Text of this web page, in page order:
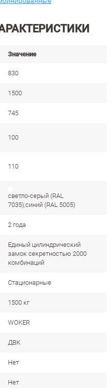
Значение
830
1500
745
100
110
светло-серый (RAL
7035);синий (RAL 5005)
2 года
Единый цилиндрический
замок секретностью 2000
комбинаций
Стационарные
1500 кг
WOKER
ДВК
Нет
Нет